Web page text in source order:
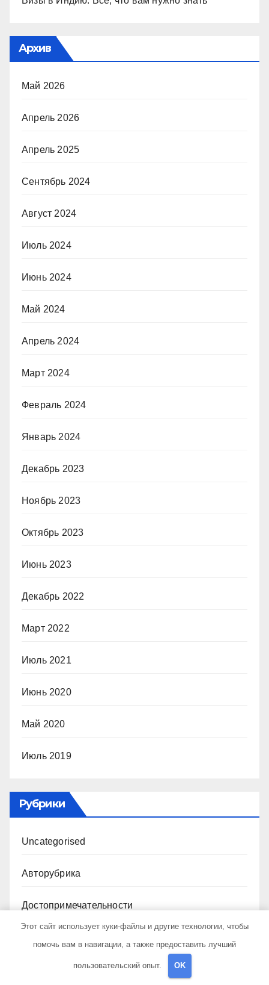
Архив
Май 2026
Апрель 2026
Апрель 2025
Сентябрь 2024
Август 2024
Июль 2024
Июнь 2024
Май 2024
Апрель 2024
Март 2024
Февраль 2024
Январь 2024
Декабрь 2023
Ноябрь 2023
Октябрь 2023
Июнь 2023
Декабрь 2022
Март 2022
Июль 2021
Июнь 2020
Май 2020
Июль 2019
Рубрики
Uncategorised
Авторубрика
Достопримечательности
Новости для путешественников
Этот сайт использует куки-файлы и другие технологии, чтобы
помочь вам в навигации, а также предоставить лучший
пользовательский опыт. OK